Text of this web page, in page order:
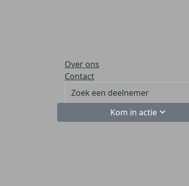
Over ons
Contact
Kom in actie